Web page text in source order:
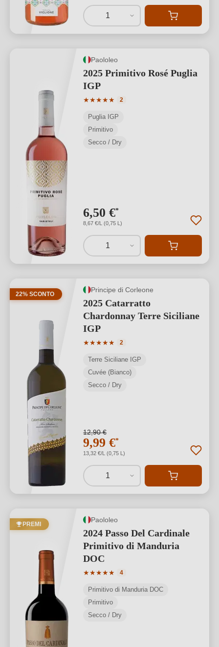
1
Paololeo
2025 Primitivo Rosé Puglia
IGP
★★★★★
Valutazione media di 5 su 5 stelle
2
Puglia IGP
Primitivo
Secco / Dry
6,50 €*
8,67 €/L (0,75 L)
1
22% SCONTO
Principe di Corleone
2025 Catarratto
Chardonnay Terre Siciliane
IGP
★★★★★
Valutazione media di 5 su 5 stelle
2
Terre Siciliane IGP
Cuvée (Bianco)
Secco / Dry
12,90 €
9,99 €*
13,32 €/L (0,75 L)
1
PREMI
Paololeo
2024 Passo Del Cardinale
Primitivo di Manduria
DOC
★★★★★
Valutazione media di 5 su 5 stelle
4
Primitivo di Manduria DOC
Primitivo
Secco / Dry